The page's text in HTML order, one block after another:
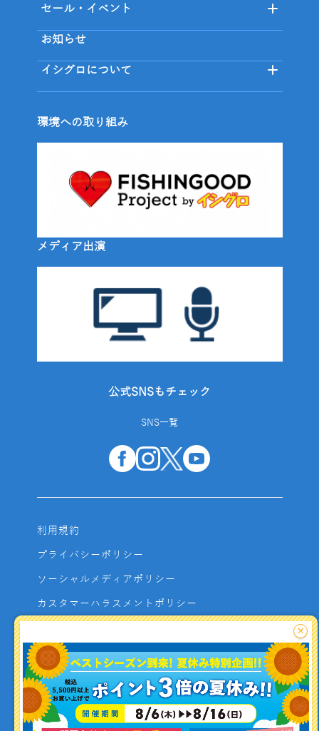
セール・イベント
お知らせ
イシグロについて
環境への取り組み
メディア出演
公式SNSもチェック
SNS一覧
利用規約
プライバシーポリシー
ソーシャルメディアポリシー
カスタマーハラスメントポリシー
よくあるご質問
お問い合わせ
利用者資金の保全方法
×